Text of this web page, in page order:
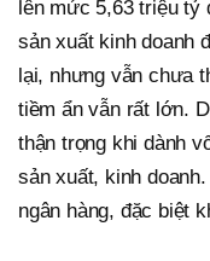
lên mức 5,63 triệu tỷ
sản xuất kinh doanh
lại, nhưng vẫn chưa
tiềm ẩn vẫn rất lớn.
thận trọng khi dành
sản xuất, kinh
ngân hàng, đặc biệt